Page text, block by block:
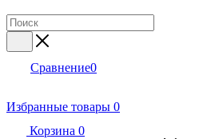
Сравнение0
Избранные товары 0
Корзина 0